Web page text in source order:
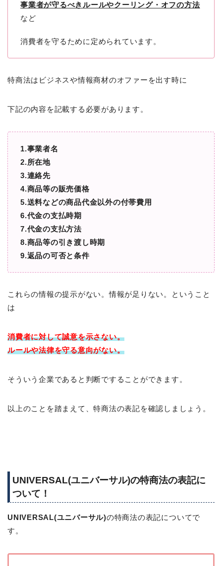
事業者が守るべきルールやクーリング・オフの方法
など
消費者を守るために定められています。
特商法はビジネスや情報商材のオファーを出す時に
下記の内容を記載する必要があります。
1.事業者名
2.所在地
3.連絡先
4.商品等の販売価格
5.送料などの商品代金以外の付帯費用
6.代金の支払時期
7.代金の支払方法
8.商品等の引き渡し時期
9.返品の可否と条件
これらの情報の提示がない。情報が足りない。ということ
は
消費者に対して誠意を示さない。
ルールや法律を守る意向がない。
そういう企業であると判断ですることができます。
以上のことを踏まえて、特商法の表記を確認しましょう。
UNIVERSAL(ユニバーサル)の特商法の表記に
ついて！
UNIVERSAL(ユニバーサル)の特商法の表記についてで
す。